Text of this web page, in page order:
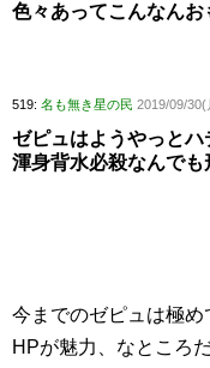
色々あってこんなん
519: 名も無き星の民 2019/09/30(
ゼピュはようやっと
渾身背水必殺なんでも
今までのゼピュは極
HPが魅力、なところ